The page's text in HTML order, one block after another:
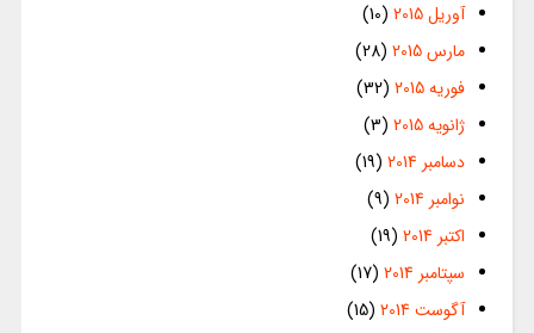
آوریل 2015
(10)
مارس 2015
(28)
فوریه 2015
(32)
ژانویه 2015
(3)
دسامبر 2014
(19)
نوامبر 2014
(9)
اکتبر 2014
(19)
سپتامبر 2014
(17)
آگوست 2014
(15)